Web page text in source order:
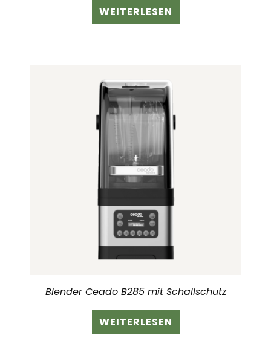
WEITERLESEN
Blender Ceado B285 mit Schallschutz
WEITERLESEN